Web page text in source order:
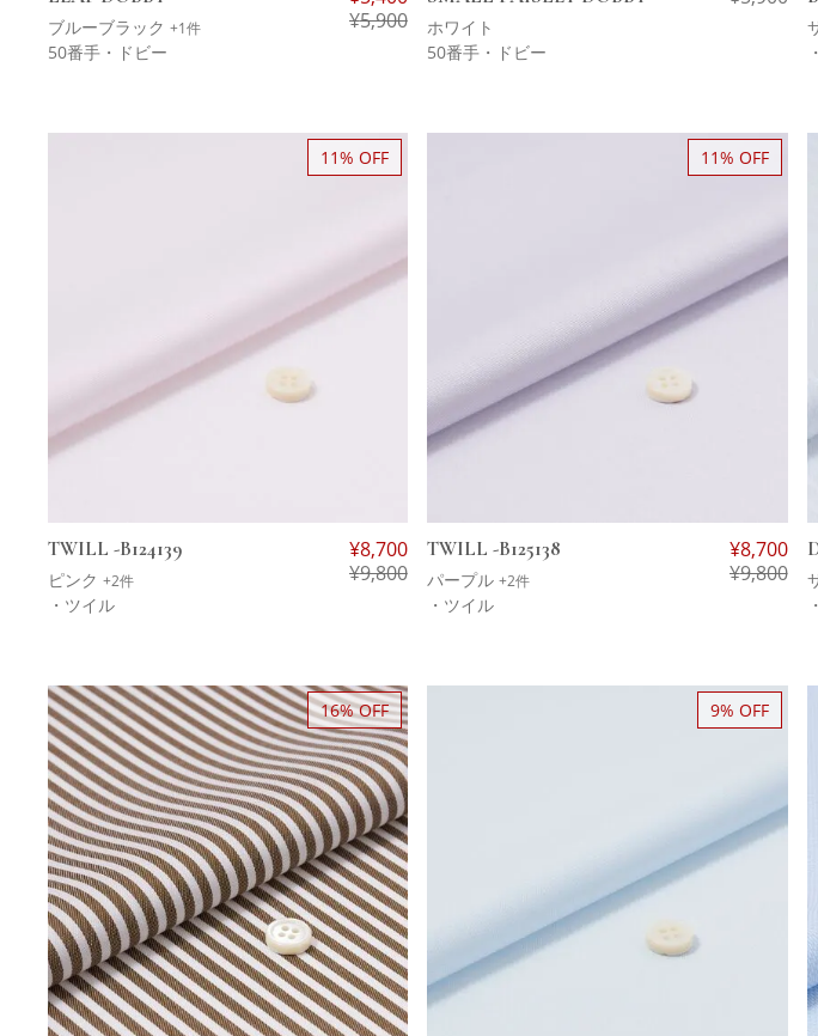
ブルーブラック +1件
¥5,900
50番手・ドビー
ホワイト
50番手・ドビー
11% OFF
TWILL -B124139
ピンク +2件
¥8,700
¥9,800
・ツイル
11% OFF
TWILL -B125138
パープル+2件
¥8,700
¥9,800
・ツイル
16% OFF 9% OFF